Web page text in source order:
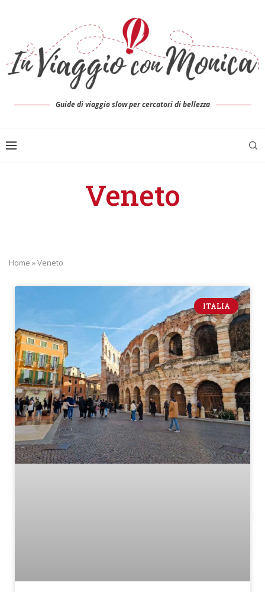
Guide di viaggio slow per cercatori di bellezza
Veneto
Home »Veneto
ITALIA